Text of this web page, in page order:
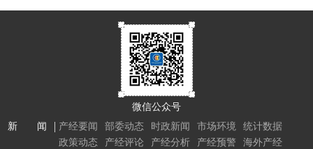
微信公众号
新 闻
产经要闻 部委动态 时政新闻 市场环境
统计数据
政策动态
产经评论 产经分析 产经预警
海外产经